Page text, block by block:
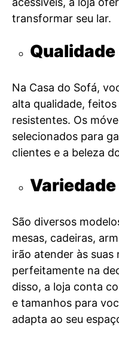
transformar seu lar.
Na Casa do Sofá,
alta qualidade,
resistentes. Os
selecionados para
clientes e a beleza
São diversos
mesas, cadeiras,
irão atender às suas
perfeitamente na
disso, a loja conta
e tamanhos para
adapta ao seu